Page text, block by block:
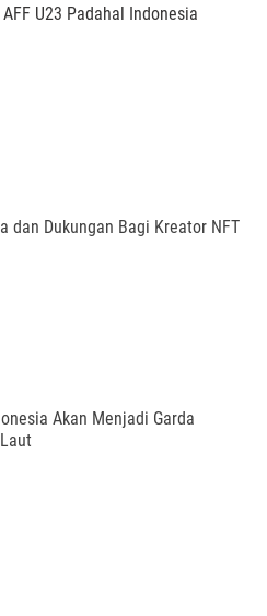
U23 Padahal Indonesia
dan Dukungan Bagi Kreator NFT
Akan Menjadi Garda